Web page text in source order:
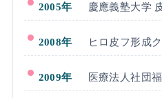
2005年 慶應義塾大学
2008年 ヒロ皮フ形成
2009年 医療法人社団